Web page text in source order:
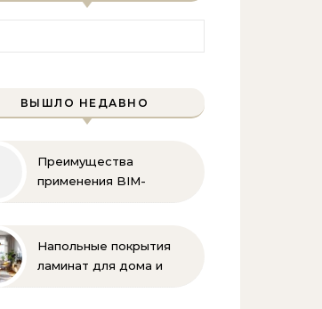
ВЫШЛО НЕДАВНО
Преимущества
применения BIM-
Напольные покрытия
ламинат для дома и